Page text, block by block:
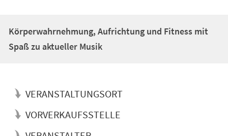
Körperwahrnehmung, Aufrichtung und Fitness mit
Spaß zu aktueller Musik
VERANSTALTUNGSORT
VORVERKAUFSSTELLE